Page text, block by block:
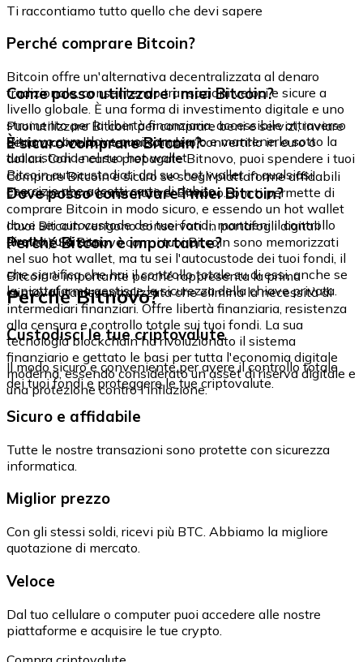
Ti raccontiamo tutto quello che devi sapere
Perché comprare Bitcoin?
Bitcoin offre un'alternativa decentralizzata al denaro
tradizionale, consentendo transazioni veloci e sicure a
livello globale. È una forma di investimento digitale e uno
strumento per la libertà finanziaria, accessibile attraverso
Bitnovo.com, dove puoi comprarlo e mantenerlo sotto la
tua custodia nel suo hot wallet.
Come posso utilizzare i miei Bitcoin?
Puoi utilizzare Bitcoin per comprare beni e servizi, inviare
denaro a livello internazionale o convertirlo in euro o
dollari. Con le carte prepagate Bitnovo, puoi spendere i tuoi
Bitcoin autocustodiati dal suo hot wallet in qualsiasi
esercizio che accetti carte di debito.
È sicuro comprare Bitcoin?
Comprare Bitcoin è sicuro se scegli piattaforme affidabili
che rispettano le normative. Bitnovo.com ti permette di
comprare Bitcoin in modo sicuro, e essendo un hot wallet
dove sei autocustode dei tuoi fondi, mantieni il controllo
diretto su di essi.
Dove posso conservare i miei Bitcoin?
I tuoi Bitcoin vengono conservati in portafogli digitali
(wallet). Su Bitnovo.com, i tuoi Bitcoin sono memorizzati
nel suo hot wallet, ma tu sei l'autocustode dei tuoi fondi, il
che significa che hai il controllo totale su di essi, anche se
la piattaforma gestisce la sicurezza della chiave privata.
Perché Bitcoin è importante?
Bitcoin è importante perché rappresenta la prima
criptovaluta decentralizzata che elimina la necessità di
intermediari finanziari. Offre libertà finanziaria, resistenza
alla censura e controllo totale sui tuoi fondi. La sua
tecnologia blockchain ha rivoluzionato il sistema
finanziario e gettato le basi per tutta l'economia digitale
moderna, essendo considerato un asset di riserva digitale e
una protezione contro l'inflazione.
Perché Bitnovo?
Custodisci le tue criptovalute
Il modo sicuro e conveniente per avere il controllo totale
dei tuoi fondi e proteggere le tue criptovalute.
Sicuro e affidabile
Tutte le nostre transazioni sono protette con sicurezza
informatica.
Miglior prezzo
Con gli stessi soldi, ricevi più BTC. Abbiamo la migliore
quotazione di mercato.
Veloce
Dal tuo cellulare o computer puoi accedere alle nostre
piattaforme e acquisire le tue crypto.